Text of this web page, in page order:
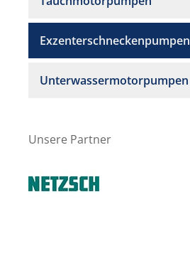
Exzenterschneckenpumpen
Unterwassermotorpumpen
Unsere Partner